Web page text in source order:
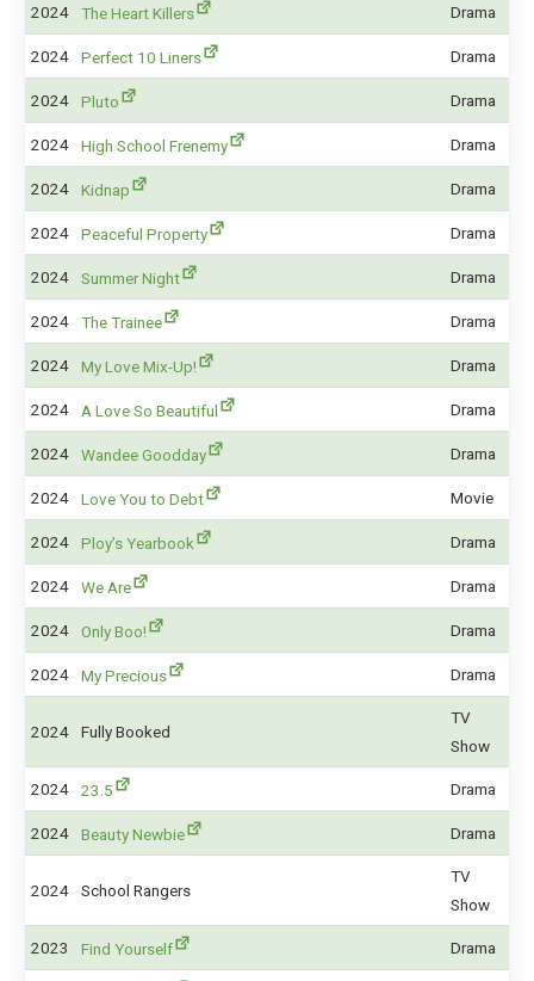
2024 The Heart Killers Drama
2024 Perfect 10 Liners Drama
2024 Pluto Drama
2024 High School Frenemy Drama
2024 Kidnap Drama
2024 Peaceful Property Drama
2024 Summer Night Drama
2024 The Trainee Drama
2024 My Love Mix-Up! Drama
2024 A Love So Beautiful Drama
2024 Wandee Goodday Drama
2024 Love You to Debt Movie
2024 Ploy’s Yearbook Drama
2024 We Are Drama
2024 Only Boo! Drama
2024 My Precious Drama
2024 Fully Booked
TV
Show
2024 23.5 Drama
2024 Beauty Newbie Drama
2024 School Rangers
TV
Show
2023 Find Yourself Drama